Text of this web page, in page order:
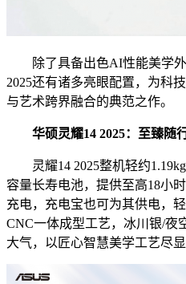
除了具备出色AI性能美学外
2025还有诸多亮眼配置，为科
与艺术跨界融合的典范之作。
华硕灵耀14 2025：至臻随
灵耀14 2025整机轻约1.19kg
容量长寿电池，提供至高18小
充电，充电宝也可为其供电，
CNC一体成型工艺，冰川银/夜
大气，以匠心智慧美学工艺尽